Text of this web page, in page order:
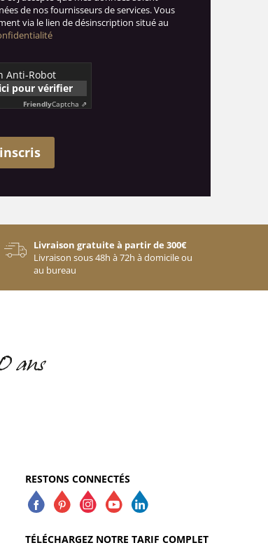
de nos fournisseurs de services. Vous
via le lien de désinscription situé au
Anti-Robot
pour vérifier
FriendlyCaptcha ⇗
Livraison gratuite à partir de 300€
Livraison sous 48h à 72h à domicile ou
au bureau
RESTONS CONNECTÉS
TÉLÉCHARGEZ NOTRE TARIF COMPLET